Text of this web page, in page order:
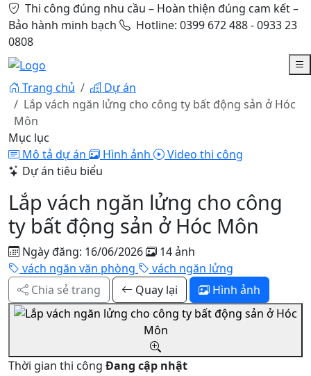
Thi công đúng nhu cầu – Hoàn thiện đúng cam kết –
Bảo hành minh bạch
Hotline: 0399 672 488 - 0933 23
0808
Trang chủ
Dự án
Lắp vách ngăn lửng cho công ty bất động sản ở Hóc
Môn
Mục lục
Mô tả dự án
Hình ảnh
Video thi công
Dự án tiêu biểu
Lắp vách ngăn lửng cho công
ty bất động sản ở Hóc Môn
Ngày đăng: 16/06/2026
14 ảnh
vách ngăn văn phòng
vách ngăn lửng
Chia sẻ trang
Quay lại Hình ảnh
Thời gian thi công Đang cập nhật